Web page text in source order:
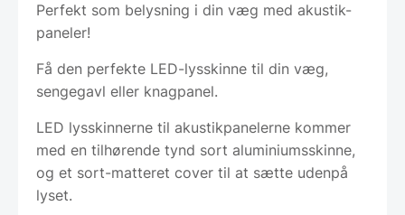
Perfekt som belysning i din væg med akustik-
paneler!
Få den perfekte LED-lysskinne til din væg,
sengegavl eller knagpanel.
LED lysskinnerne til akustikpanelerne kommer
med en tilhørende tynd sort aluminiumsskinne,
og et sort-matteret cover til at sætte udenpå
lyset.